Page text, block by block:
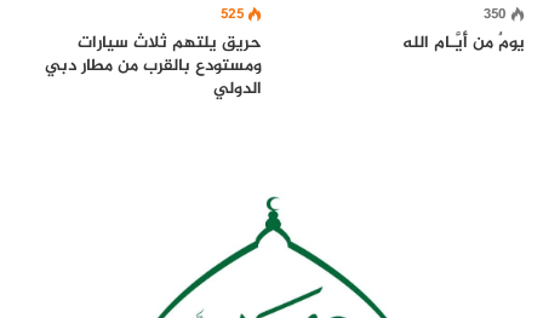
350
يومٌ من أَيَّـام الله
525
حريق يلتهم ثلاث سيارات
ومستودع بالقرب من مطار دبي
الدولي